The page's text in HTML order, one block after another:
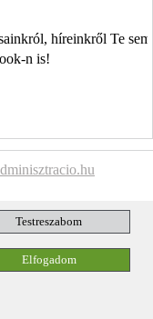
híreinkről Te
n is!